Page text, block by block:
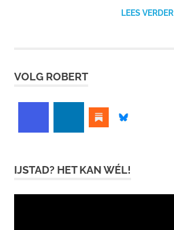
LEES VERDER
VOLG ROBERT
IJSTAD? HET KAN WÉL!